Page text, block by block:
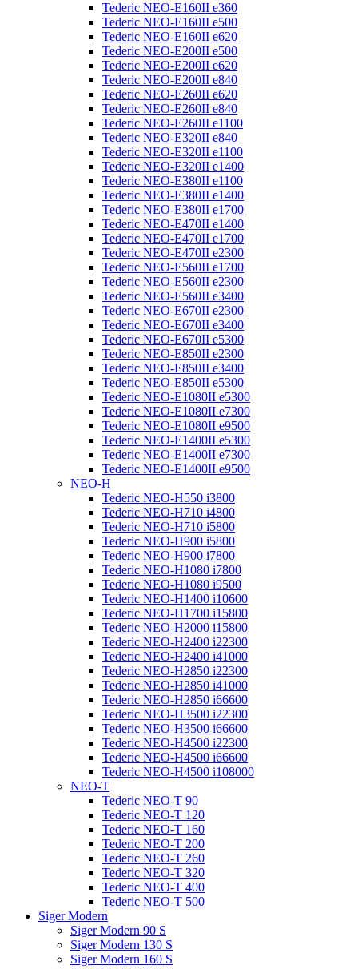
Tederic NEO-E160II e360
Tederic NEO-E160II e500
Tederic NEO-E160II e620
Tederic NEO-E200II e500
Tederic NEO-E200II e620
Tederic NEO-E200II e840
Tederic NEO-E260II e620
Tederic NEO-E260II e840
Tederic NEO-E260II e1100
Tederic NEO-E320II e840
Tederic NEO-E320II e1100
Tederic NEO-E320II e1400
Tederic NEO-E380II e1100
Tederic NEO-E380II e1400
Tederic NEO-E380II e1700
Tederic NEO-E470II e1400
Tederic NEO-E470II e1700
Tederic NEO-E470II e2300
Tederic NEO-E560II e1700
Tederic NEO-E560II e2300
Tederic NEO-E560II e3400
Tederic NEO-E670II e2300
Tederic NEO-E670II e3400
Tederic NEO-E670II e5300
Tederic NEO-E850II e2300
Tederic NEO-E850II e3400
Tederic NEO-E850II e5300
Tederic NEO-E1080II e5300
Tederic NEO-E1080II e7300
Tederic NEO-E1080II e9500
Tederic NEO-E1400II e5300
Tederic NEO-E1400II e7300
Tederic NEO-E1400II e9500
NEO-H
Tederic NEO-H550 i3800
Tederic NEO-H710 i4800
Tederic NEO-H710 i5800
Tederic NEO-H900 i5800
Tederic NEO-H900 i7800
Tederic NEO-H1080 i7800
Tederic NEO-H1080 i9500
Tederic NEO-H1400 i10600
Tederic NEO-H1700 i15800
Tederic NEO-H2000 i15800
Tederic NEO-H2400 i22300
Tederic NEO-H2400 i41000
Tederic NEO-H2850 i22300
Tederic NEO-H2850 i41000
Tederic NEO-H2850 i66600
Tederic NEO-H3500 i22300
Tederic NEO-H3500 i66600
Tederic NEO-H4500 i22300
Tederic NEO-H4500 i66600
Tederic NEO-H4500 i108000
NEO-T
Tederic NEO-T 90
Tederic NEO-T 120
Tederic NEO-T 160
Tederic NEO-T 200
Tederic NEO-T 260
Tederic NEO-T 320
Tederic NEO-T 400
Tederic NEO-T 500
Siger Modern
Siger Modern 90 S
Siger Modern 130 S
Siger Modern 160 S